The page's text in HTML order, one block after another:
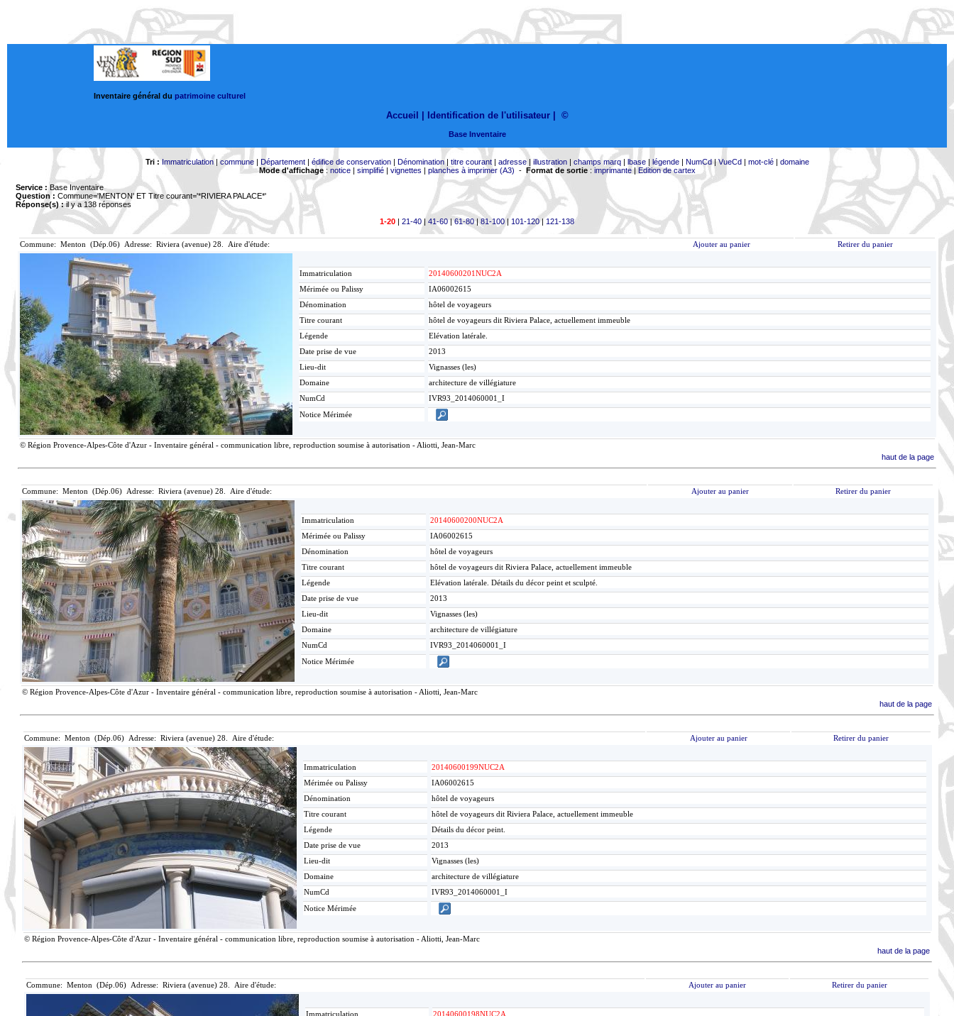
Inventaire général du patrimoine culturel
Accueil | Identification de l'utilisateur ©
Base Inventaire
Tri : Immatriculation|commune| Département| édifice de conservation| Dénomination| titre courant| adresse| illustration| champs marq| lbase| légende| NumCd|VueCd| mot-clé| domaine
Mode d'affichage: notice| simplifié| vignettes | planches à imprimer (A3) - Format de sortie: imprimante|Edition de cartex
Service : Base Inventaire
Question : Commune='MENTON' ET Titre courant='*RIVIERA PALACE*'
Réponse(s) :il y a 138 réponses
1-20 | 21-40 | 41-60|61-80| 81-100 | 101-120| 121-138
Commune: Menton (Dép.06) Adresse: Riviera (avenue) 28. Aire d'étude: Ajouter au panier Retirer du panier
Immatriculation
20140600201NUC2A
Mérimée ou Palissy
IA06002615
Dénomination
hôtel de voyageurs
Titre courant
hôtel de voyageurs dit Riviera Palace, actuellement immeuble
Légende
Elévation latérale.
Date prise de vue
2013
Lieu-dit
Vignasses (les)
Domaine
architecture de villégiature
NumCd
IVR93_2014060001_I
Notice Mérimée
© Région Provence-Alpes-Côte d'Azur - Inventaire général - communication libre, reproduction soumise à autorisation - Aliotti, Jean-Marc
haut de la page
Commune: Menton (Dép.06) Adresse: Riviera (avenue) 28. Aire d'étude: Ajouter au panier Retirer du panier
Immatriculation
20140600200NUC2A
Mérimée ou Palissy
IA06002615
Dénomination
hôtel de voyageurs
Titre courant
hôtel de voyageurs dit Riviera Palace, actuellement immeuble
Légende
Elévation latérale. Détails du décor peint et sculpté.
Date prise de vue
2013
Lieu-dit
Vignasses (les)
Domaine
architecture de villégiature
NumCd
IVR93_2014060001_I
Notice Mérimée
© Région Provence-Alpes-Côte d'Azur - Inventaire général - communication libre, reproduction soumise à autorisation - Aliotti, Jean-Marc
haut de la page
Commune: Menton (Dép.06) Adresse: Riviera (avenue) 28. Aire d'étude: Ajouter au panier Retirer du panier
Immatriculation
20140600199NUC2A
Mérimée ou Palissy
IA06002615
Dénomination
hôtel de voyageurs
Titre courant
hôtel de voyageurs dit Riviera Palace, actuellement immeuble
Légende
Détails du décor peint.
Date prise de vue
2013
Lieu-dit
Vignasses (les)
Domaine
architecture de villégiature
NumCd
IVR93_2014060001_I
Notice Mérimée
© Région Provence-Alpes-Côte d'Azur - Inventaire général - communication libre, reproduction soumise à autorisation - Aliotti, Jean-Marc
haut de la page
Commune: Menton (Dép.06) Adresse: Riviera (avenue) 28. Aire d'étude: Ajouter au panier Retirer du panier
Immatriculation
20140600198NUC2A